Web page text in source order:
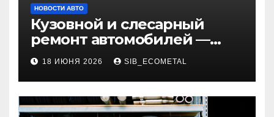
НОВОСТИ АВТО
Кузовной и слесарный
ремонт автомобилей —
наличие оригинальных
запчастей и типичные
сроки выполнения работ
18 ИЮНЯ 2026 SIB_ECOMETAL